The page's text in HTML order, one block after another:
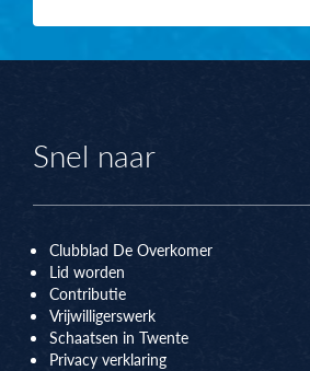
Snel naar
Clubblad De Overkomer
Lid worden
Contributie
Vrijwilligerswerk
Schaatsen in Twente
Privacy verklaring